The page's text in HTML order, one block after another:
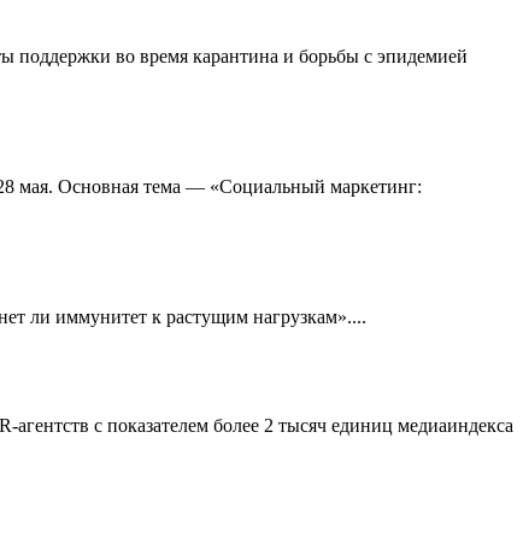
поддержки во время карантина и борьбы с эпидемией
мая. Основная тема — «Социальный маркетинг:
ли иммунитет к растущим нагрузкам»....
с показателем более 2 тысяч единиц медиаиндекса